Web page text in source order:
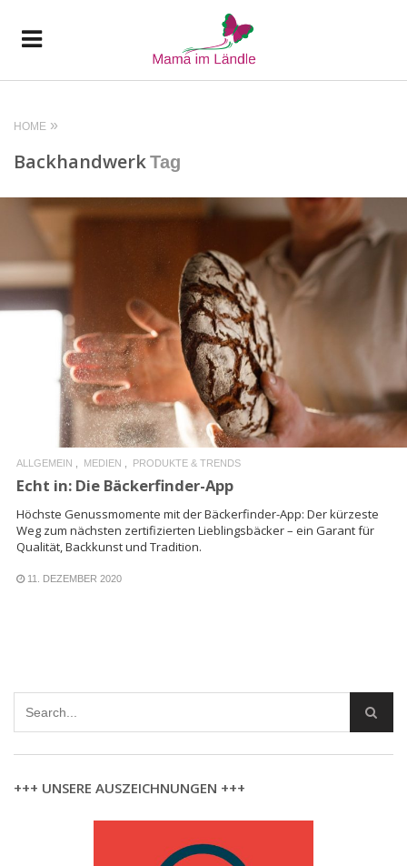
HOME
BackhandwerkTag
READ MORE
ALLGEMEIN MEDIEN PRODUKTE & TRENDS
Echt in: Die Bäckerfinder-App
Höchste Genussmomente mit der Bäckerfinder-App: Der kürzeste
Weg zum nächsten zertifizierten Lieblingsbäcker – ein Garant für
Qualität, Backkunst und Tradition.
11. DEZEMBER 2020
+++ UNSERE AUSZEICHNUNGEN +++